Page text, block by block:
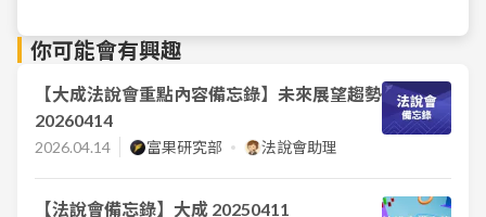
你可能會有興趣
【大成法說會重點內容備忘錄】未來展望趨勢
20260414
2026.04.14 富果研究部 法說會助理
【法說會備忘錄】大成 20250411